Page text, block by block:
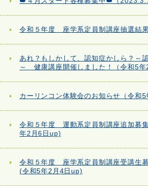
令和５年度 座学系定員制講座抽選結
あれ？もしかして、認知症かしら？～
～ 健康講座開催しました！（令和5年
カーリンコン体験会のお知らせ（令和5
令和５年度 運動系定員制講座追加募
年2月6日up)
令和５年度 座学系定員制講座受講生
(令和5年2月4日up)